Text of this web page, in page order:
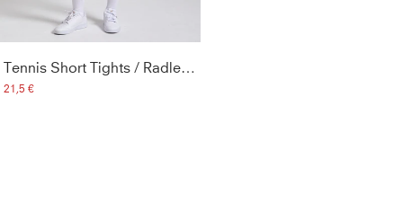
Tennis Short Tights / Radlerhose, lila
21,5 €